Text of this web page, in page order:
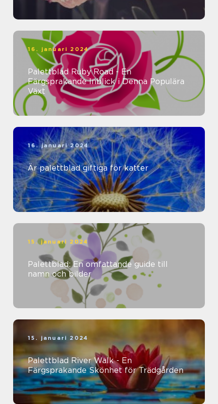
16. januari 2024
Palettblad Ruby Road - En
Färgsprakande Inblick i Denna Populära
Växt
16. januari 2024
Är palettblad giftiga för katter
15. januari 2024
Palettblad: En omfattande guide till
namn och bilder
15. januari 2024
Palettblad River Walk - En
Färgsprakande Skönhet för Trädgården